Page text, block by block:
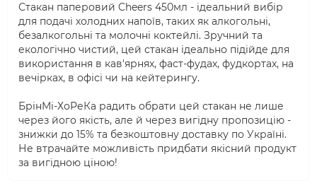
Стакан паперовий Cheers 450мл - ідеальний вибір
для подачі холодних напоїв, таких як алкогольні,
безалкогольні та молочні коктейлі. Зручний та
екологічно чистий, цей стакан ідеально підійде для
використання в кав'ярнях, фаст-фудах, фудкортах, на
вечірках, в офісі чи на кейтерингу.
БрінМі-ХоРеКа радить обрати цей стакан не лише
через його якість, але й через вигідну пропозицію -
знижки до 15% та безкоштовну доставку по Україні.
Не втрачайте можливість придбати якісний продукт
за вигідною ціною!